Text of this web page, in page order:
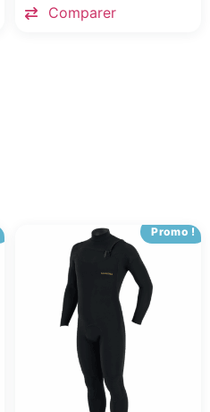
Comparer
Promo !